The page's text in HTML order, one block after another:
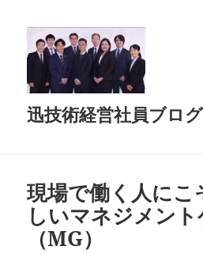
迅技術経営社員ブログ
現場で働く人にこ
しいマネジメン
（MG）